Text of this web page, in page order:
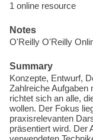
1 online resource
Notes
O'Reilly O'Reilly
Summary
Konzepte, Entwurf,
Zahlreiche Aufgaben
richtet sich an alle,
wollen. Der Fokus
praxisrelevanten
präsentiert wird. Der